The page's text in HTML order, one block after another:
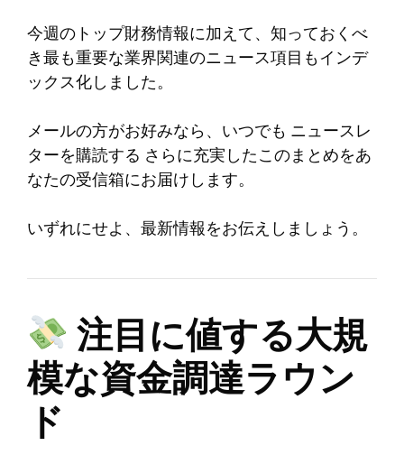
今週のトップ財務情報に加えて、知っておくべ
き最も重要な業界関連のニュース項目もインデ
ックス化しました。
メールの方がお好みなら、いつでも ニュースレ
ターを購読する さらに充実したこのまとめをあ
なたの受信箱にお届けします。
いずれにせよ、最新情報をお伝えしましょう。
注目に値する大規
模な資金調達ラウン
ド